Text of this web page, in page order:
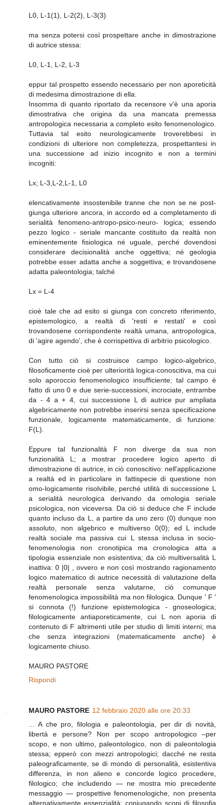
L0, L-1(1), L-2(2), L-3(3)
ma senza potersi così prospettare anche in dimostrazione
di autrice stessa:
L0, L-1, L-2, L-3
eppur tal prospetto essendo necessario per non aporeticità
di medesima dimostrazione di ella.
Insomma di quanto riportato da recensore v'è una aporia
dimostrativa che origina da una mancata premessa
antropologica necessaria a completo esito fenomenologico.
Tuttavia tal esito neurologicamente troverebbesi in
condizioni di ulteriore non completezza, prospettantesi in
una successione ad inizio incognito e non a termini
incogniti:
Lx; L-3,L-2,L-1, L0
elencativamente insostenibile tranne che non se ne post-
giunga ulteriore ancora, in accordo ed a completamento di
serialità fenomeno-antropo-psico-neuro- logica; essendo
pezzo logico - seriale mancante costituito da realtà non
eminentemente fisiologica né uguale, perché dovendosi
considerare decisionalità anche oggettiva; né geologia
potrebbe esser adatta anche a soggettiva; e trovandosene
adatta paleontologia; talché
Lx = L-4
cioè tale che ad esito si giunga con concreto riferimento,
epistemologico, a realtà di 'resti e restati' e così
trovandosene corrispondente realtà umana, antropologica,
di 'agire agendo', che è corrispettiva di arbitrio psicologico.
Con tutto ciò si costruisce campo logico-algebrico,
filosoficamente cioè per ulteriorità logica-conoscitiva, ma cui
solo aporoccio fenomenologico insufficiente; tal campo è
fatto di uno 0 e due serie-successioni, incrociate, entrambe
da - 4 a + 4, cui successione L di autrice pur ampliata
algebricamente non potrebbe inserirsi senza specificazione
funzionale, logicamente matematicamente, di funzione:
F(L).
Eppure tal funzionalità F non diverge da sua non
funzionalità L; a mostrar procedere logico aperto di
dimostrazione di autrice, in ciò conoscitivo: nell'applicazione
a realtà ed in particolare in fattispecie di questione non
omo-logicamente risolvibile, perché utilità di successione L
a serialità neurologica derivando da omologia seriale
psicologica, non viceversa. Da ciò si deduce che F include
quanto incluso da L, a partire da uno zero (0) dunque non
assoluto, non algebrico e multiverso 0(0); ed L include
realtà sociale ma passiva cui L stessa inclusa in socio-
fenomenologia non cronotipica ma cronologica atta a
tipologia essenziale non esistentiva; da ciò multiversalità L
inattiva: 0 |0| , ovvero e non così mostrando ragionamento
logico matematico di autrice necessità di valutazione della
realtà personale senza valutarne, ciò comunque
fenomenologica impossibilità ma non filologica. Dunque ' F '
si connota (!) funzione epistemologica - gnoseologica;
filologicamente antiaporeticamente, cui L non aporia di
contenuto di F altrimenti utile per studio di limiti interni; ma
che senza integrazioni (matematicamente anche) è
logicamente chiuso.
MAURO PASTORE
Rispondi
MAURO PASTORE 12 febbraio 2020 alle ore 20:33
... A che pro, filologia e paleontologia, per dir di novità,
libertà e persone? Non per scopo antropologico –per
scopo, e non ultimo, paleontologico, non di paleontologia
stessa; epperò con mezzi antropologici; dacché ne resta
paleograficamente, se di mondo di personalità, esistentiva
differenza, in non alieno e concorde logico procedere,
filologico; che includendo — ne mostra mio precedente
messaggio — prospettive fenomenologiche, non presenta
alternativamente essenzialità: coniugando scopi di filosofia